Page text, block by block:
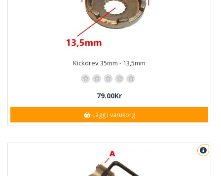
Kickdrev 35mm - 13,5mm
79.00Kr
Lägg i varukorg